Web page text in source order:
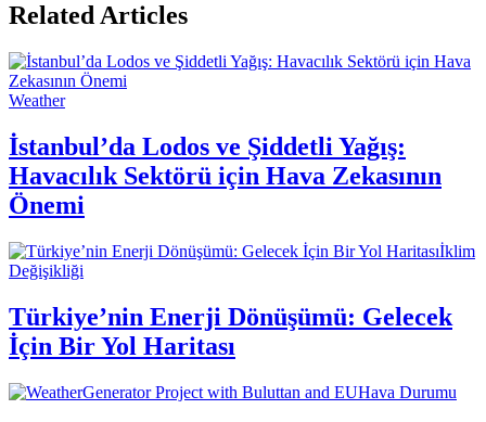
Related Articles
Weather
İstanbul’da Lodos ve Şiddetli Yağış:
Havacılık Sektörü için Hava Zekasının
Önemi
İklim
Değişikliği
Türkiye’nin Enerji Dönüşümü: Gelecek
İçin Bir Yol Haritası
Hava Durumu